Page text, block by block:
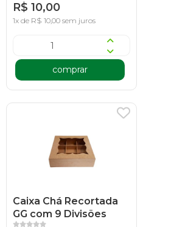
R$ 10,00
1x de R$ 10,00 sem juros
comprar
Caixa Chá Recortada
GG com 9 Divisões